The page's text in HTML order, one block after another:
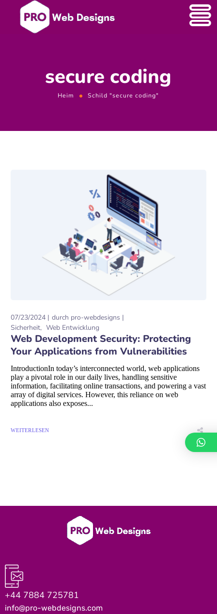
secure coding
Heim Schild "secure coding"
07/23/2024 durch pro-webdesigns
Sicherheit
Web Entwicklung
Web Development Security: Protecting
Your Applications from Vulnerabilities
IntroductionIn today’s interconnected world, web applications
play a pivotal role in our daily lives, handling sensitive
information, facilitating online transactions, and powering a vast
array of digital services. However, this reliance on web
applications also exposes...
WEITERLESEN
+44 7884 725781
info@pro-webdesigns.com